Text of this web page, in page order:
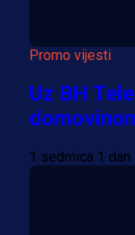
Promo vijesti
Uz BH
1 sedmica 1 dan